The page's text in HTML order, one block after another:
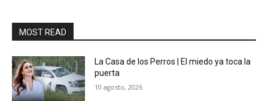
MOST READ
La Casa de los Perros | El miedo ya toca la
puerta
10 agosto, 2026